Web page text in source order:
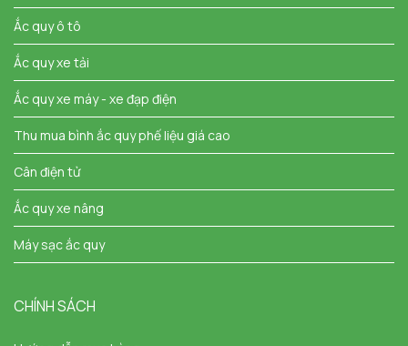
Ắc quy ô tô
Ắc quy xe tải
Ắc quy xe máy - xe đạp điện
Thu mua bình ắc quy phế liệu giá cao
Cân điện tử
Ắc quy xe nâng
Máy sạc ắc quy
CHÍNH SÁCH